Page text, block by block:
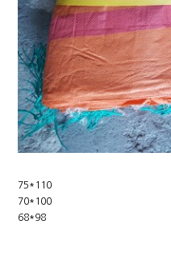
75*110
70*100
68*98